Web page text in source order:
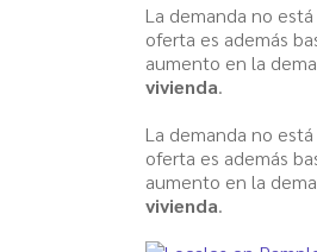
La demanda no
oferta es además
aumento en la
vivienda.
La demanda no
oferta es además
aumento en la
vivienda.